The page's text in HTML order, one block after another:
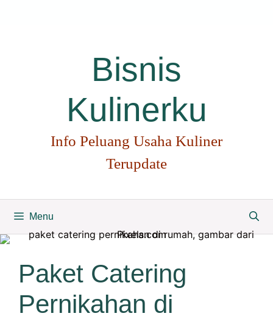
Bisnis
Kulinerku
Info Peluang Usaha Kuliner
Terupdate
Menu
Paket Catering
Pernikahan di